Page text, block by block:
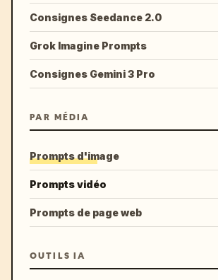
Consignes Seedance 2.0
Grok Imagine Prompts
Consignes Gemini 3 Pro
PAR MÉDIA
Prompts d'image
Prompts vidéo
Prompts de page web
OUTILS IA